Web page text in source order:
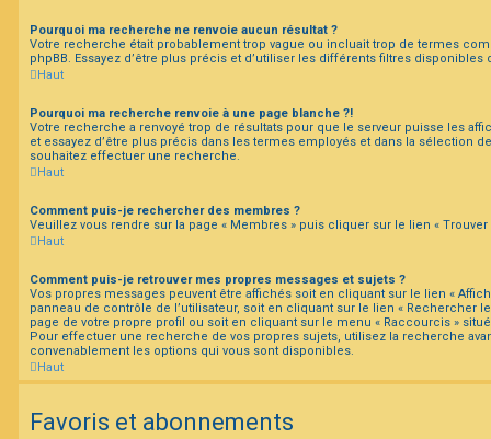
Pourquoi ma recherche ne renvoie aucun résultat ?
Votre recherche était probablement trop vague ou incluait trop de termes
phpBB. Essayez d’être plus précis et d’utiliser les différents filtres
Haut
Pourquoi ma recherche renvoie à une page blanche ?!
Votre recherche a renvoyé trop de résultats pour que le serveur puisse les
et essayez d’être plus précis dans les termes employés et dans la sélection
souhaitez effectuer une recherche.
Haut
Comment puis-je rechercher des membres ?
Veuillez vous rendre sur la page « Membres » puis cliquer sur le lien «
Haut
Comment puis-je retrouver mes propres messages et sujets ?
Vos propres messages peuvent être affichés soit en cliquant sur le lien «
panneau de contrôle de l’utilisateur, soit en cliquant sur le lien « Rechercher
page de votre propre profil ou soit en cliquant sur le menu « Raccourcis »
Pour effectuer une recherche de vos propres sujets, utilisez la recherche
convenablement les options qui vous sont disponibles.
Haut
Favoris et abonnements